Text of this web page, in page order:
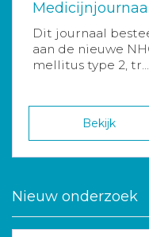
Dit journaal
aan de nieuwe
mellitus type 2, tr...
Bekijk
Nieuw onderzoek